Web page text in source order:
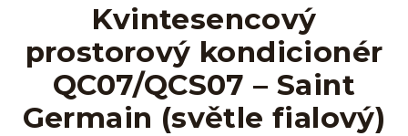
Kvintesencový
prostorový kondicionér
QC07/QCS07 – Saint
Germain (světle fialový)